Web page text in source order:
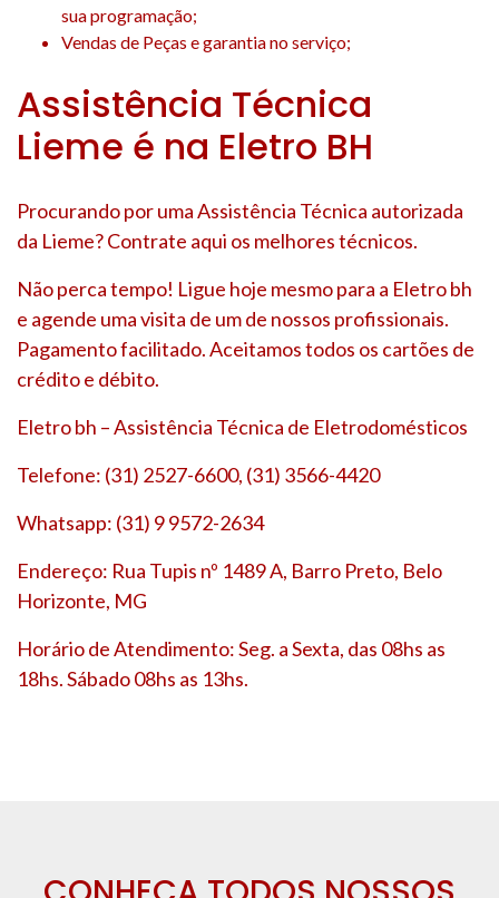
sua programação;
Vendas de Peças e garantia no serviço;
Assistência Técnica
Lieme é na Eletro BH
Procurando por uma Assistência Técnica autorizada
da Lieme? Contrate aqui os melhores técnicos.
Não perca tempo! Ligue hoje mesmo para a Eletro bh
e agende uma visita de um de nossos profissionais.
Pagamento facilitado. Aceitamos todos os cartões de
crédito e débito.
Eletro bh – Assistência Técnica de Eletrodomésticos
Telefone: (31) 2527-6600, (31) 3566-4420
Whatsapp: (31) 9 9572-2634
Endereço: Rua Tupis nº 1489 A, Barro Preto, Belo
Horizonte, MG
Horário de Atendimento: Seg. a Sexta, das 08hs as
18hs. Sábado 08hs as 13hs.